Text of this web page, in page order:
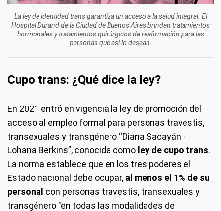
La ley de identidad trans garantiza un acceso a la salud integral. El
Hospital Durand de la Ciudad de Buenos Aires brindan tratamientos
hormonales y tratamientos quirúrgicos de reafirmación para las
personas que así lo desean.
Cupo trans: ¿Qué dice la ley?
En 2021 entró en vigencia la ley de promoción del
acceso al empleo formal para personas travestis,
transexuales y transgénero “Diana Sacayán -
Lohana Berkins”, conocida como ley de cupo trans.
La norma establece que en los tres poderes el
Estado nacional debe ocupar, al menos el 1% de su
personal con personas travestis, transexuales y
transgénero "en todas las modalidades de